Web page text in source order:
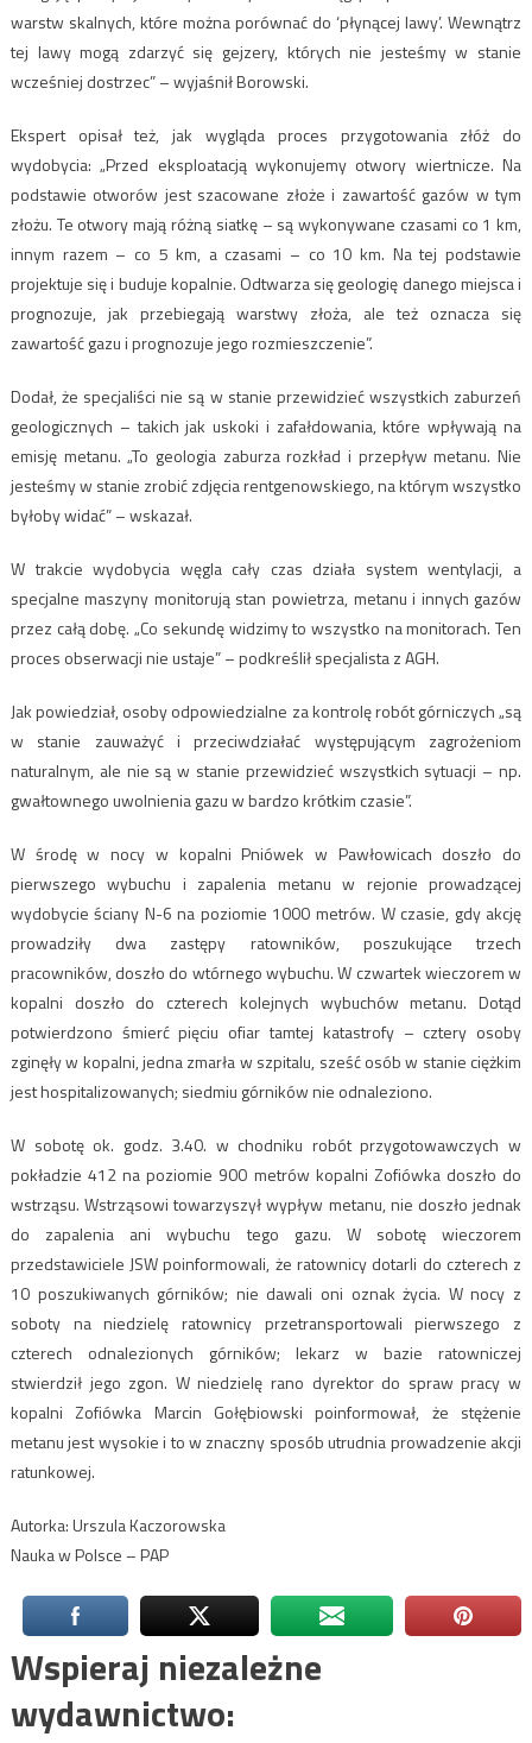
warstw skalnych, które można porównać do ‘płynącej lawy’. Wewnątrz
tej lawy mogą zdarzyć się gejzery, których nie jesteśmy w stanie
wcześniej dostrzec” – wyjaśnił Borowski.
Ekspert opisał też, jak wygląda proces przygotowania złóż do
wydobycia: „Przed eksploatacją wykonujemy otwory wiertnicze. Na
podstawie otworów jest szacowane złoże i zawartość gazów w tym
złożu. Te otwory mają różną siatkę – są wykonywane czasami co 1 km,
innym razem – co 5 km, a czasami – co 10 km. Na tej podstawie
projektuje się i buduje kopalnie. Odtwarza się geologię danego miejsca i
prognozuje, jak przebiegają warstwy złoża, ale też oznacza się
zawartość gazu i prognozuje jego rozmieszczenie”.
Dodał, że specjaliści nie są w stanie przewidzieć wszystkich zaburzeń
geologicznych – takich jak uskoki i zafałdowania, które wpływają na
emisję metanu. „To geologia zaburza rozkład i przepływ metanu. Nie
jesteśmy w stanie zrobić zdjęcia rentgenowskiego, na którym wszystko
byłoby widać” – wskazał.
W trakcie wydobycia węgla cały czas działa system wentylacji, a
specjalne maszyny monitorują stan powietrza, metanu i innych gazów
przez całą dobę. „Co sekundę widzimy to wszystko na monitorach. Ten
proces obserwacji nie ustaje” – podkreślił specjalista z AGH.
Jak powiedział, osoby odpowiedzialne za kontrolę robót górniczych „są
w stanie zauważyć i przeciwdziałać występującym zagrożeniom
naturalnym, ale nie są w stanie przewidzieć wszystkich sytuacji – np.
gwałtownego uwolnienia gazu w bardzo krótkim czasie”.
W środę w nocy w kopalni Pniówek w Pawłowicach doszło do
pierwszego wybuchu i zapalenia metanu w rejonie prowadzącej
wydobycie ściany N-6 na poziomie 1000 metrów. W czasie, gdy akcję
prowadziły dwa zastępy ratowników, poszukujące trzech
pracowników, doszło do wtórnego wybuchu. W czwartek wieczorem w
kopalni doszło do czterech kolejnych wybuchów metanu. Dotąd
potwierdzono śmierć pięciu ofiar tamtej katastrofy – cztery osoby
zginęły w kopalni, jedna zmarła w szpitalu, sześć osób w stanie ciężkim
jest hospitalizowanych; siedmiu górników nie odnaleziono.
W sobotę ok. godz. 3.40. w chodniku robót przygotowawczych w
pokładzie 412 na poziomie 900 metrów kopalni Zofiówka doszło do
wstrząsu. Wstrząsowi towarzyszył wypływ metanu, nie doszło jednak
do zapalenia ani wybuchu tego gazu. W sobotę wieczorem
przedstawiciele JSW poinformowali, że ratownicy dotarli do czterech z
10 poszukiwanych górników; nie dawali oni oznak życia. W nocy z
soboty na niedzielę ratownicy przetransportowali pierwszego z
czterech odnalezionych górników; lekarz w bazie ratowniczej
stwierdził jego zgon. W niedzielę rano dyrektor do spraw pracy w
kopalni Zofiówka Marcin Gołębiowski poinformował, że stężenie
metanu jest wysokie i to w znaczny sposób utrudnia prowadzenie akcji
ratunkowej.
Autorka: Urszula Kaczorowska
Nauka w Polsce – PAP
Wspieraj niezależne
wydawnictwo: